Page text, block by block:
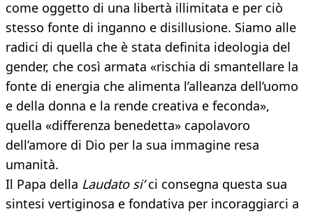
come oggetto di una libertà illimitata e per ciò
stesso fonte di inganno e disillusione. Siamo alle
radici di quella che è stata definita ideologia del
gender, che così armata «rischia di smantellare la
fonte di energia che alimenta l’alleanza dell’uomo
e della donna e la rende creativa e feconda»,
quella «differenza benedetta» capolavoro
dell’amore di Dio per la sua immagine resa
umanità.
Il Papa della Laudato si’ci consegna questa sua
sintesi vertiginosa e fondativa per incoraggiarci a